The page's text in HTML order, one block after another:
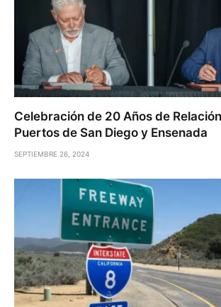
Celebración de 20 Años de
Puertos de San Diego y Ensenada
SEPTIEMBRE 26, 2024